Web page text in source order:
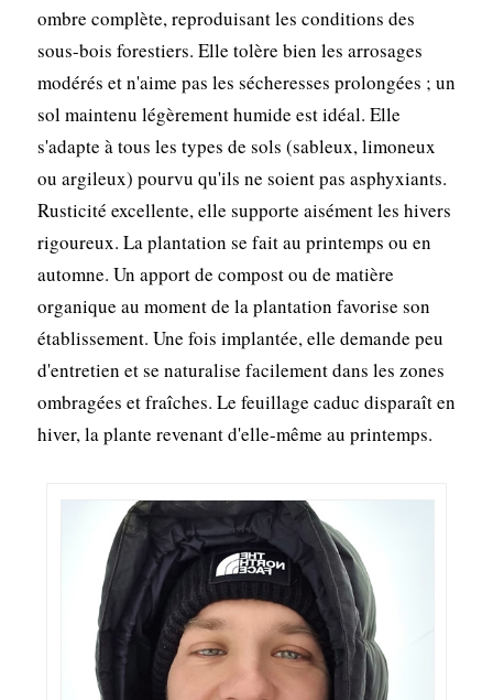
ombre complète, reproduisant les conditions des
sous-bois forestiers. Elle tolère bien les arrosages
modérés et n'aime pas les sécheresses prolongées ; un
sol maintenu légèrement humide est idéal. Elle
s'adapte à tous les types de sols (sableux, limoneux
ou argileux) pourvu qu'ils ne soient pas asphyxiants.
Rusticité excellente, elle supporte aisément les hivers
rigoureux. La plantation se fait au printemps ou en
automne. Un apport de compost ou de matière
organique au moment de la plantation favorise son
établissement. Une fois implantée, elle demande peu
d'entretien et se naturalise facilement dans les zones
ombragées et fraîches. Le feuillage caduc disparaît en
hiver, la plante revenant d'elle-même au printemps.